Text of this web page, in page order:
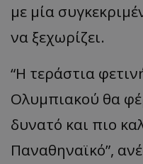
με μία
να ξεχωρίζει.
“Η τεράστια
Ολυμπιακού θα
δυνατό και πιο
Παναθηναϊκό”,